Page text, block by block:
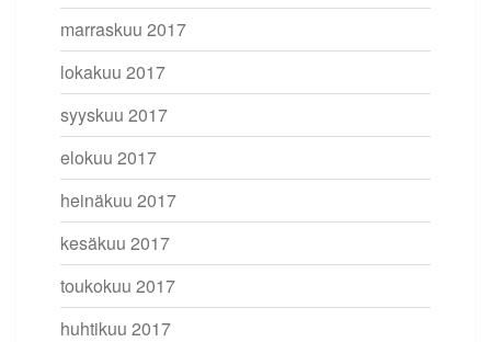
marraskuu 2017
lokakuu 2017
syyskuu 2017
elokuu 2017
heinäkuu 2017
kesäkuu 2017
toukokuu 2017
huhtikuu 2017